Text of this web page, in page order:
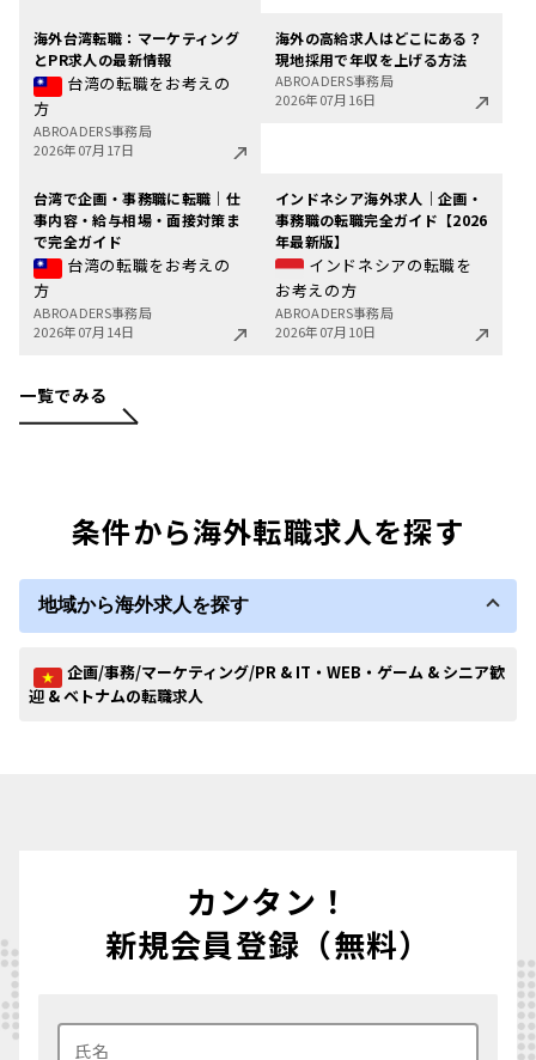
海外台湾転職：マーケティング
とPR求人の最新情報
台湾の転職をお考えの
方
ABROADERS事務局
2026年07月17日
海外の高給求人はどこにある？
現地採用で年収を上げる方法
ABROADERS事務局
2026年07月16日
台湾で企画・事務職に転職｜仕
事内容・給与相場・面接対策ま
で完全ガイド
台湾の転職をお考えの
方
ABROADERS事務局
2026年07月14日
インドネシア海外求人｜企画・
事務職の転職完全ガイド【2026
年最新版】
インドネシアの転職を
お考えの方
ABROADERS事務局
2026年07月10日
一覧でみる
条件から海外転職求人を探す
地域から海外求人を探す
企画/事務/マーケティング/PR & IT・WEB・ゲーム & シニア歓
迎 & ベトナムの転職求人
カンタン！
新規会員登録（無料）